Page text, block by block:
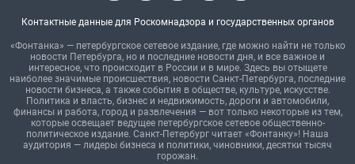
Контактные данные для Роскомнадзора и государственных органов
«Фонтанка» — петербургское сетевое издание, где можно найти не только
новости Петербурга, но и последние новости дня, и все важное и
интересное, что происходит в России и в мире. Здесь вы отыщете
наиболее значимые происшествия, новости Санкт-Петербурга, последние
новости бизнеса, а также события в обществе, культуре, искусстве.
Политика и власть, бизнес и недвижимость, дороги и автомобили,
финансы и работа, город и развлечения — вот только некоторые из тем,
которые освещает ведущее петербургское сетевое общественно-
политическое издание. Санкт-Петербург читает «Фонтанку»! Наша
аудитория — лидеры бизнеса и политики, чиновники, десятки тысяч
горожан.